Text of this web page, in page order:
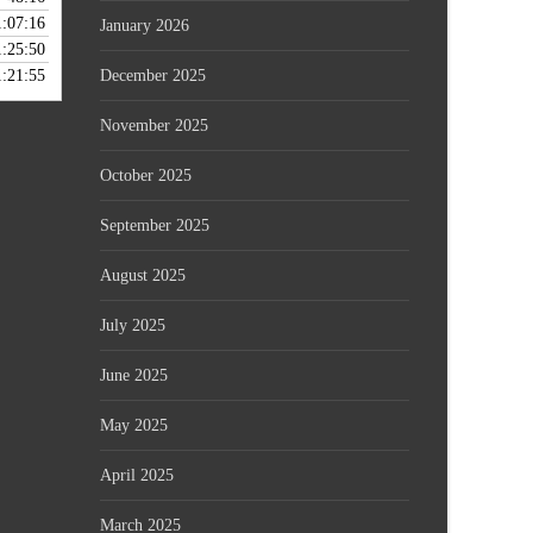
29, 2026
28, 2026
27, 2026
January 2026
December 2025
November 2025
October 2025
September 2025
August 2025
July 2025
June 2025
May 2025
April 2025
March 2025